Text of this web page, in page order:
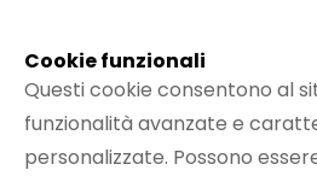
Cookie funzionali
Questi cookie consentono al
funzionalità avanzate e
personalizzate. Possono